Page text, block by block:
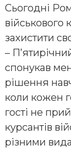
Сьогодні
захистити
–
спонукав
рішення
коли кожен
гості не
курсантів
різними